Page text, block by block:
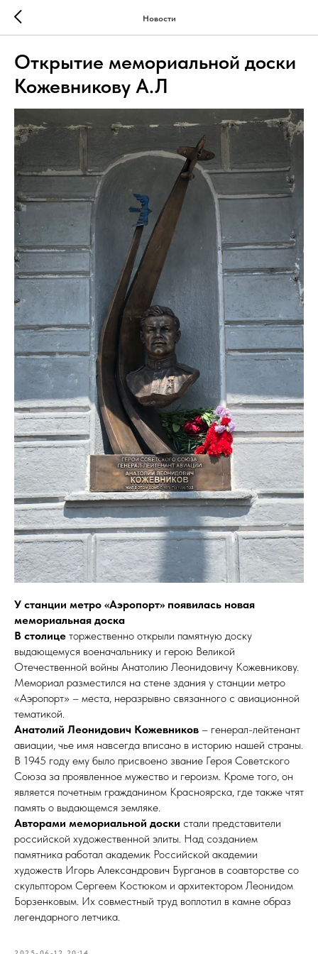
Новости
Открытие мемориальной доски
Кожевникову А.Л
У станции метро «Аэропорт» появилась новая
мемориальная доска
В столице торжественно открыли памятную доску
выдающемуся военачальнику и герою Великой
Отечественной войны Анатолию Леонидовичу Кожевникову.
Мемориал разместился на стене здания у станции метро
«Аэропорт» – места, неразрывно связанного с авиационной
тематикой.
Анатолий Леонидович Кожевников – генерал-лейтенант
авиации, чье имя навсегда вписано в историю нашей страны.
В 1945 году ему было присвоено звание Героя Советского
Союза за проявленное мужество и героизм. Кроме того, он
является почетным гражданином Красноярска, где также чтят
память о выдающемся земляке.
Авторами мемориальной доски стали представители
российской художественной элиты. Над созданием
памятника работал академик Российской академии
художеств Игорь Александрович Бурганов в соавторстве со
скульптором Сергеем Костюком и архитектором Леонидом
Борзенковым. Их совместный труд воплотил в камне образ
легендарного летчика.